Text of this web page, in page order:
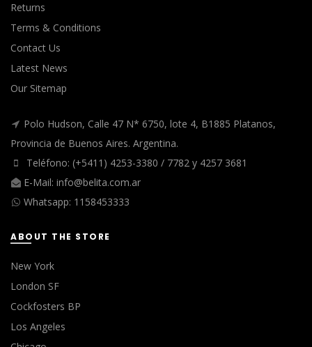
Returns
Terms & Conditions
Contact Us
Latest News
Our Sitemap
Polo Hudson, Calle 47 N* 6750, lote 4, B1885 Platanos,
Provincia de Buenos Aires. Argentina.
Teléfono: (+5411) 4253-3380 / 7782 y 4257 3681
E-Mail: info@belita.com.ar
Whatsapp: 1158453333
ABOUT THE STORE
New York
London SF
Cockfosters BP
Los Angeles